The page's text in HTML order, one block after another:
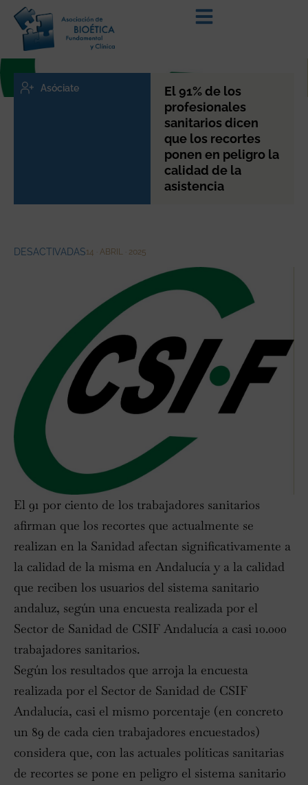
El 91% de los
profesionales
sanitarios dicen
que los recortes
ponen en peligro la
calidad de la
asistencia
Asóciate
DESACTIVADAS14 · ABRIL · 2025
El 91 por ciento de los trabajadores sanitarios
afirman que los recortes que actualmente se
realizan en la Sanidad afectan significativamente a
la calidad de la misma en Andalucía y a la calidad
que reciben los usuarios del sistema sanitario
andaluz, según una encuesta realizada por el
Sector de Sanidad de CSIF Andalucía a casi 10.000
trabajadores sanitarios.
Según los resultados que arroja la encuesta
realizada por el Sector de Sanidad de CSIF
Andalucía, casi el mismo porcentaje (en concreto
un 89 de cada cien trabajadores encuestados)
considera que, con las actuales políticas sanitarias
de recortes se pone en peligro el sistema sanitario